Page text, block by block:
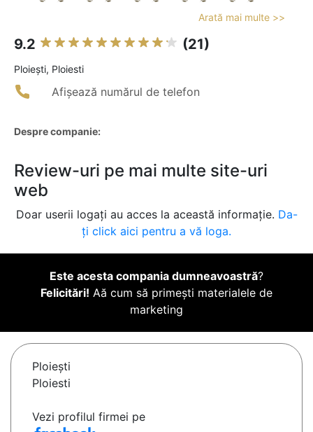
Arată mai multe >>
9.2 (21)
Ploieşti, Ploiesti
Afișează numărul de telefon
Despre companie:
Review-uri pe mai multe site-uri
web
Doar userii logați au acces la această informație. Da-
ți click aici pentru a vă loga.
Este acesta compania dumneavoastră?
Felicitări! Aă cum să primești materialele de
marketing
Ploieşti
Ploiesti
Vezi profilul firmei pe